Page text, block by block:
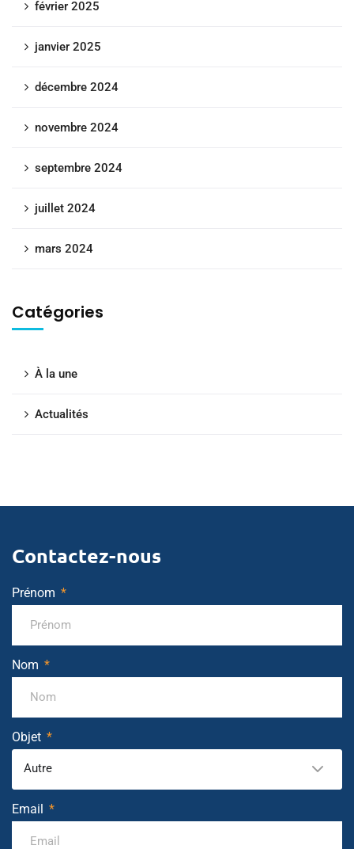
février 2025
janvier 2025
décembre 2024
novembre 2024
septembre 2024
juillet 2024
mars 2024
Catégories
À la une
Actualités
Contactez-nous
Prénom
Nom
Objet
Autre
Email